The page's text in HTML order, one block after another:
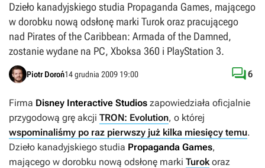
Dzieło kanadyjskiego studia Propaganda Games, mającego
w dorobku nową odsłonę marki Turok oraz pracującego
nad Pirates of the Caribbean: Armada of the Damned,
zostanie wydane na PC, Xboksa 360 i PlayStation 3.
Piotr Doroń14 grudnia 2009 19:00 6
Firma Disney Interactive Studios zapowiedziała oficjalnie
przygodową grę akcji TRON: Evolution, o której
wspominaliśmy po raz pierwszy już kilka miesięcy temu.
Dzieło kanadyjskiego studia Propaganda Games,
mającego w dorobku nową odsłonę marki Turokoraz